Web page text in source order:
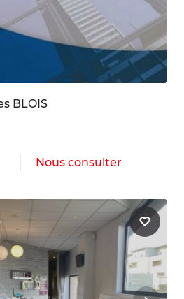
BLOIS
Nous consulter